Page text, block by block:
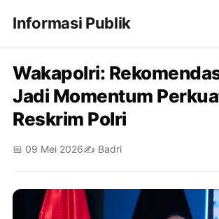
Informasi Publik
Wakapolri:
Jadi Momentum
Reskrim Polri
📅 09 Mei 2026✍️ Badri